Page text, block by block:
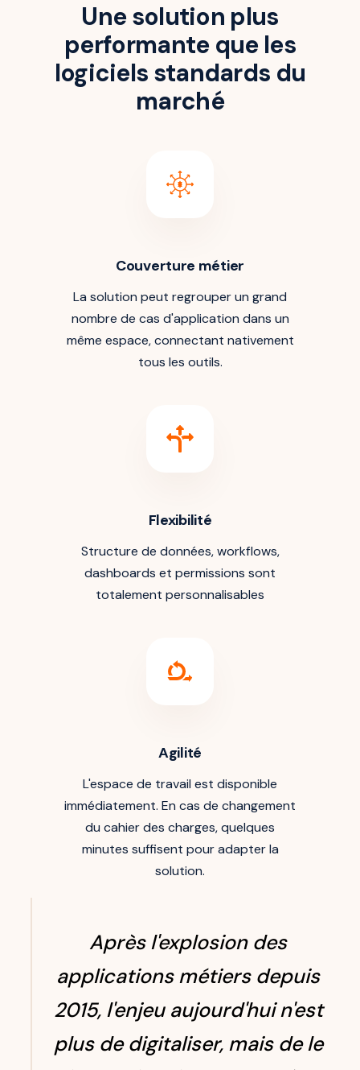
Une solution plus
performante que les
logiciels standards du
marché
Couverture métier
La solution peut regrouper un grand
nombre de cas d'application dans un
même espace, connectant nativement
tous les outils.
Flexibilité
Structure de données, workflows,
dashboards et permissions sont
totalement personnalisables
Agilité
L'espace de travail est disponible
immédiatement. En cas de changement
du cahier des charges, quelques
minutes suffisent pour adapter la
solution.
Après l'explosion des
applications métiers depuis
2015, l'enjeu aujourd'hui n'est
plus de digitaliser, mais de le